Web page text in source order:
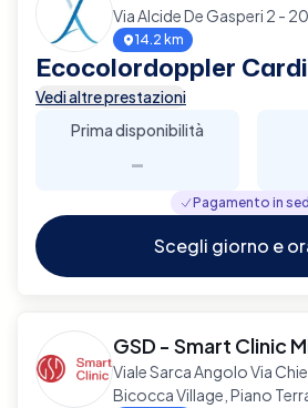
Via Alcide De Gasperi 2 -
14.2 km
Ecocolordoppler
Vedi altre prestazioni
Prima disponibilità
-
Pagamento in
Scegli giorno e
GSD - Smart Clinic
Viale Sarca Angolo Via
Bicocca Village, Piano